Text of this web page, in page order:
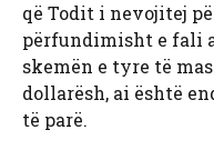
që Todit i nevojitej
përfundimisht e fali
skemën e tyre të
dollarësh, ai është
të parë.